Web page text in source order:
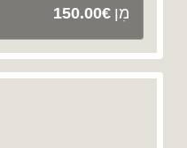
מִן
150.00€